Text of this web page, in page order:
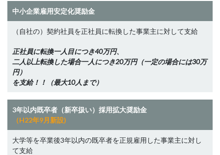
中小企業雇用安定化奨励金
（自社の）契約社員を正社員に転換した事業主に対して支給
正社員に転換一人目につき40万円、
二人以上転換した場合一人につき20万円（一定の場合には30万
円）
を支給！！（最大10人まで）
3年以内既卒者（新卒扱い）採用拡大奨励金
（H22年9月新設)
大学等を卒業後3年以内の既卒者を正規雇用した事業主に対し
て支給